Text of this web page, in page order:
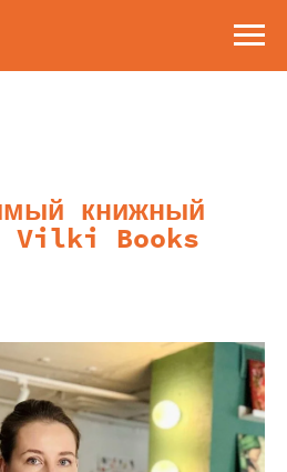
книжный
Vilki Books